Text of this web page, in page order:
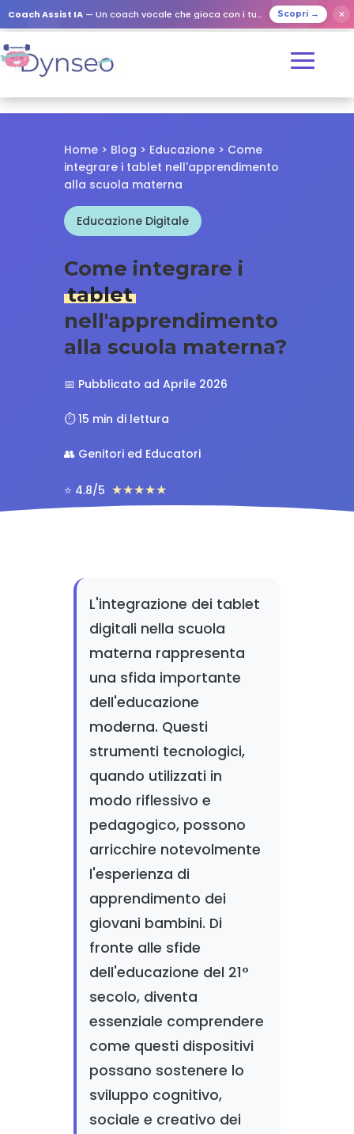
Coach Assist IA — Un coach vocale che gioca con i tuoi cari Scopri → ✕
Home> Blog > Educazione> Come
integrare i tablet nell'apprendimento
alla scuola materna
Educazione Digitale
Come integrare i
tablet
nell'apprendimento
alla scuola materna?
📅 Pubblicato ad Aprile 2026
⏱️ 15 min di lettura
👥 Genitori ed Educatori
⭐ 4.8/5 ★★★★★
L'integrazione dei tablet
digitali nella scuola
materna rappresenta
una sfida importante
dell'educazione
moderna. Questi
strumenti tecnologici,
quando utilizzati in
modo riflessivo e
pedagogico, possono
arricchire notevolmente
l'esperienza di
apprendimento dei
giovani bambini. Di
fronte alle sfide
dell'educazione del 21°
secolo, diventa
essenziale comprendere
come questi dispositivi
possano sostenere lo
sviluppo cognitivo,
sociale e creativo dei